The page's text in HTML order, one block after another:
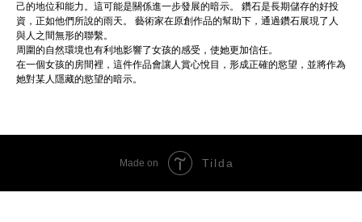
己的地位和能力。這可能是關係進一步發展的暗示。 鑽石是長期儲存的好投
資，正如他們所說的雨天。 藝術家在原創作品的幫助下，通過鑽石展現了人
與人之間無形的聯繫。
周圍的自然環境也有利地影響了女孩的感受，使她更加信任。
在一個女孩的房間裡，這件作品會讓人賞心悅目，形成正確的慾望，並將作為
她對某人隱藏的慾望的暗示。
Made on Tilda